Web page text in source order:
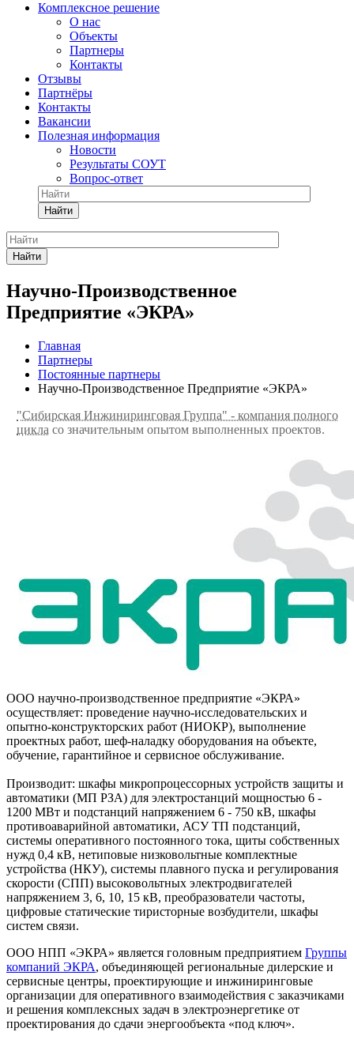
Комплексное решение
О нас
Объекты
Партнеры
Контакты
Отзывы
Партнёры
Контакты
Вакансии
Полезная информация
Новости
Результаты СОУТ
Вопрос-ответ
Найти
Найти
Научно-Производственное
Предприятие «ЭКРА»
Главная
Партнеры
Постоянные партнеры
Научно-Производственное Предприятие «ЭКРА»
"Сибирская Инжиниринговая Группа" - компания полного
цикла со значительным опытом выполненных проектов.
ООО научно-производственное предприятие «ЭКРА»
осуществляет: проведение научно-исследовательских и
опытно-конструкторских работ (НИОКР), выполнение
проектных работ, шеф-наладку оборудования на объекте,
обучение, гарантийное и сервисное обслуживание.
Производит: шкафы микропроцессорных устройств защиты и
автоматики (МП РЗА) для электростанций мощностью 6 -
1200 МВт и подстанций напряжением 6 - 750 кВ, шкафы
противоаварийной автоматики, АСУ ТП подстанций,
системы оперативного постоянного тока, щиты собственных
нужд 0,4 кВ, нетиповые низковольтные комплектные
устройства (НКУ), системы плавного пуска и регулирования
скорости (СПП) высоковольтных электродвигателей
напряжением 3, 6, 10, 15 кВ, преобразователи частоты,
цифровые статические тиристорные возбудители, шкафы
систем связи.
ООО НПП «ЭКРА» является головным предприятием Группы
компаний ЭКРА, объединяющей региональные дилерские и
сервисные центры, проектирующие и инжиниринговые
организации для оперативного взаимодействия с заказчиками
и решения комплексных задач в электроэнергетике от
проектирования до сдачи энергообъекта «под ключ».